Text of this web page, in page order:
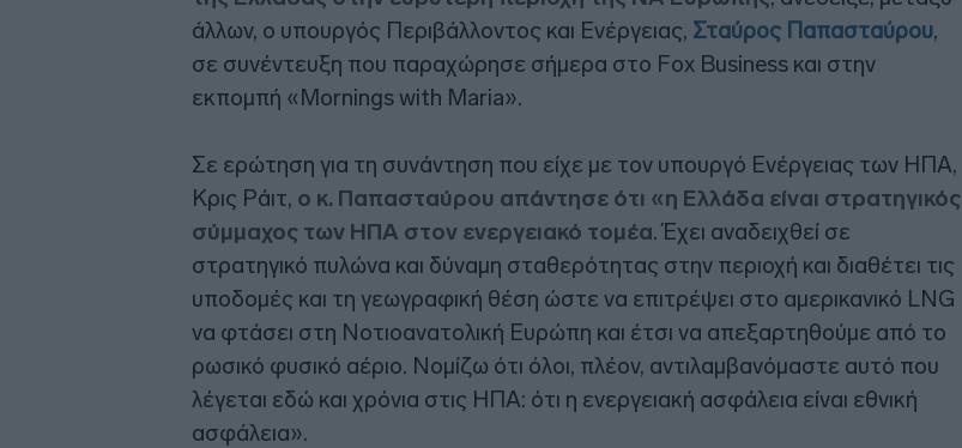
άλλων, ο υπουργός Περιβάλλοντος και Ενέργειας, Σταύρος Παπασταύρου,
σε συνέντευξη που παραχώρησε σήμερα στο Fox Business και στην
εκπομπή «Mornings with Maria».
Σε ερώτηση για τη συνάντηση που είχε με τον υπουργό Ενέργειας των ΗΠΑ,
Κρις Ράιτ, ο κ. Παπασταύρου απάντησε ότι «η Ελλάδα είναι στρατηγικός
σύμμαχος των ΗΠΑ στον ενεργειακό τομέα. Έχει αναδειχθεί σε
στρατηγικό πυλώνα και δύναμη σταθερότητας στην περιοχή και διαθέτει τις
υποδομές και τη γεωγραφική θέση ώστε να επιτρέψει στο αμερικανικό LNG
να φτάσει στη Νοτιοανατολική Ευρώπη και έτσι να απεξαρτηθούμε από το
ρωσικό φυσικό αέριο. Νομίζω ότι όλοι, πλέον, αντιλαμβανόμαστε αυτό που
λέγεται εδώ και χρόνια στις ΗΠΑ: ότι η ενεργειακή ασφάλεια είναι εθνική
ασφάλεια».